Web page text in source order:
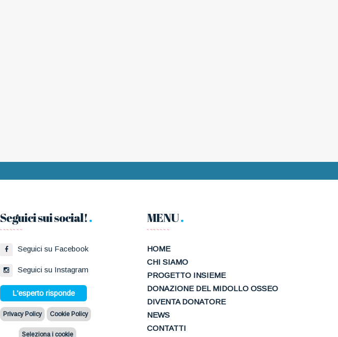
Seguici sui social!
Seguici su Facebook
Seguici su Instagram
L'esperto risponde
Privacy Policy Cookie Policy
Seleziona i cookie
MENU
HOME
CHI SIAMO
PROGETTO INSIEME
DONAZIONE DEL MIDOLLO OSSEO
DIVENTA DONATORE
NEWS
CONTATTI